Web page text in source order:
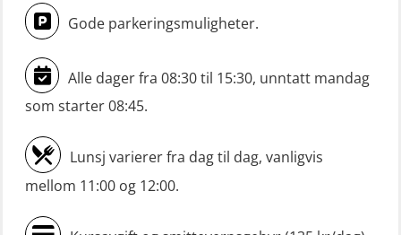
Mann-Over-Bord liten båt (MOB)
Mørkekjøring-modul for Mann-Over-
Bord (hurtiggående) liten båt
(OSE1001)
ROC sertifikat grunnleggende
(GMDSS) (ORC102)
ROC sertifikat repetisjon (GMDSS)
Gode parkeringsmuligheter.
Alle dager fra 08:30 til 15:30, unntatt mandag
som starter 08:45.
Lunsj varierer fra dag til dag, vanligvis
mellom 11:00 og 12:00.